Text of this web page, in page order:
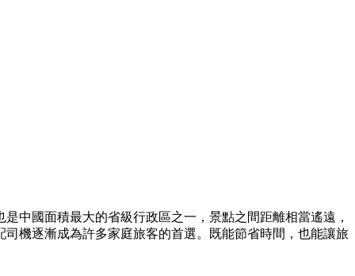
中國面積最大的省級行政區之一，景點之間距離相當遙遠，
機逐漸成為許多家庭旅客的首選。既能節省時間，也能讓旅